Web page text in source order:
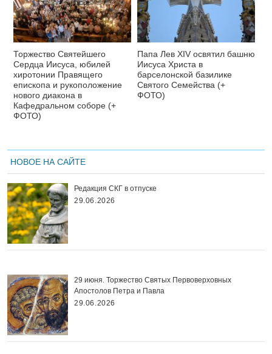
Торжество Святейшего
Сердца Иисуса, юбилей
хиротонии Правящего
епископа и рукоположение
нового диакона в
Кафедральном соборе (+
ФОТО)
Папа Лев XIV освятил башню
Иисуса Христа в
барселонской базилике
Святого Семейства (+
ФОТО)
НОВОЕ НА САЙТЕ
Редакция СКГ в отпуске
29.06.2026
29 июня. Торжество Святых Первоверховных
Апостолов Петра и Павла
29.06.2026